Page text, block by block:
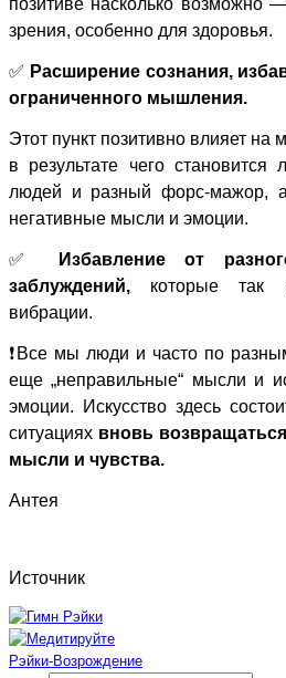
позитиве насколько возможно
зрения, особенно для здоровья.
✅ Расширение сознания,
ограниченного мышления.
Этот пункт позитивно влияет на
в результате чего становится
людей и разный форс-мажор, а
негативные мысли и эмоции.
✅
Избавление от
заблуждений, которые так
вибрации.
❗️Все мы люди и часто по
еще „неправильные“ мысли и
эмоции. Искусство здесь
ситуациях вновь
мысли и чувства.
Антея
Источник
Рэйки-Возрождение